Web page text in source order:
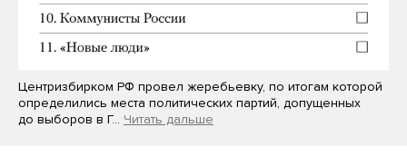
Центризбирком РФ провел жеребьевку, по итогам которой
определились места политических партий, допущенных
до выборов в Г… Читать дальше